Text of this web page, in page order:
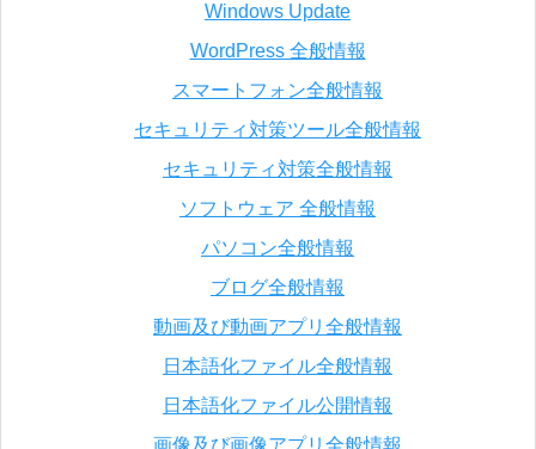
Windows Update
WordPress 全般情報
スマートフォン全般情報
セキュリティ対策ツール全般情報
セキュリティ対策全般情報
ソフトウェア 全般情報
パソコン全般情報
ブログ全般情報
動画及び動画アプリ全般情報
日本語化ファイル全般情報
日本語化ファイル公開情報
画像及び画像アプリ全般情報